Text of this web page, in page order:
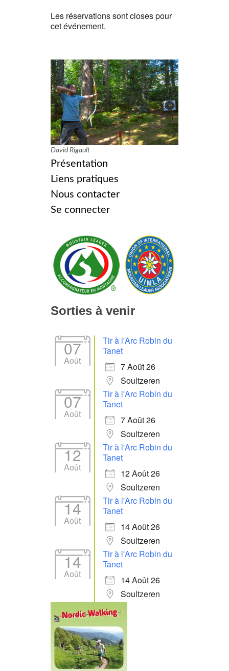
Les réservations sont closes pour
cet événement.
David Rigault
Présentation
Liens pratiques
Nous contacter
Se connecter
Sorties à venir
07
Août
Tir à l'Arc Robin du
Tanet
7 Août 26
Soultzeren
07
Août
Tir à l'Arc Robin du
Tanet
7 Août 26
Soultzeren
12
Août
Tir à l'Arc Robin du
Tanet
12 Août 26
Soultzeren
14
Août
Tir à l'Arc Robin du
Tanet
14 Août 26
Soultzeren
14
Août
Tir à l'Arc Robin du
Tanet
14 Août 26
Soultzeren